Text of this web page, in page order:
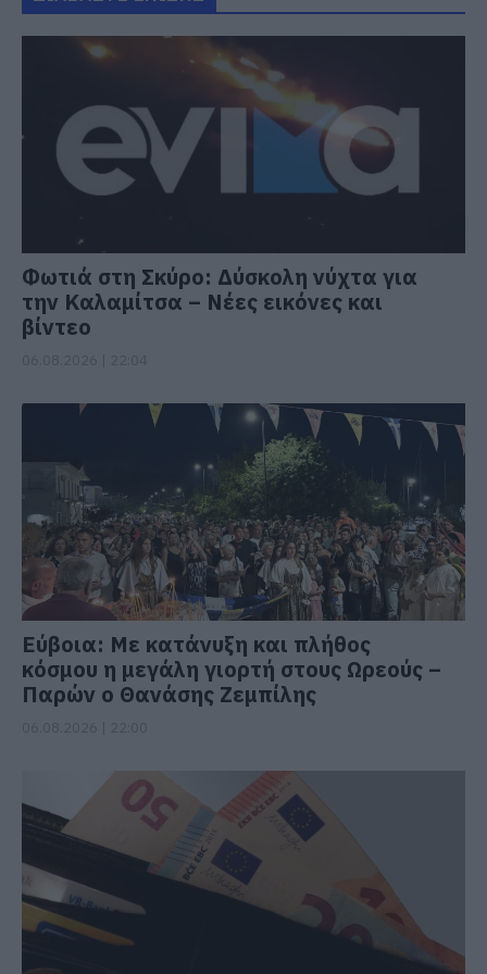
Φωτιά στη Σκύρο: Δύσκολη νύχτα για
την Καλαμίτσα – Νέες εικόνες και
βίντεο
Εύβοια: Με κατάνυξη και πλήθος
κόσμου η μεγάλη γιορτή στους Ωρεούς –
Παρών ο Θανάσης Ζεμπίλης